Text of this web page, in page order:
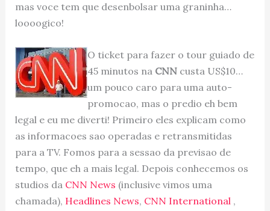
mas voce tem que desenbolsar uma graninha…
loooogico!
O ticket para fazer o tour guiado de
45 minutos na CNNcusta US$10…
um pouco caro para uma auto-
promocao, mas o predio eh bem
legal e eu me diverti! Primeiro eles explicam como
as informacoes sao operadas e retransmitidas
para a TV. Fomos para a sessao da previsao de
tempo, que eh a mais legal. Depois conhecemos os
studios da CNN News (inclusive vimos uma
chamada), Headlines News, CNN International ,